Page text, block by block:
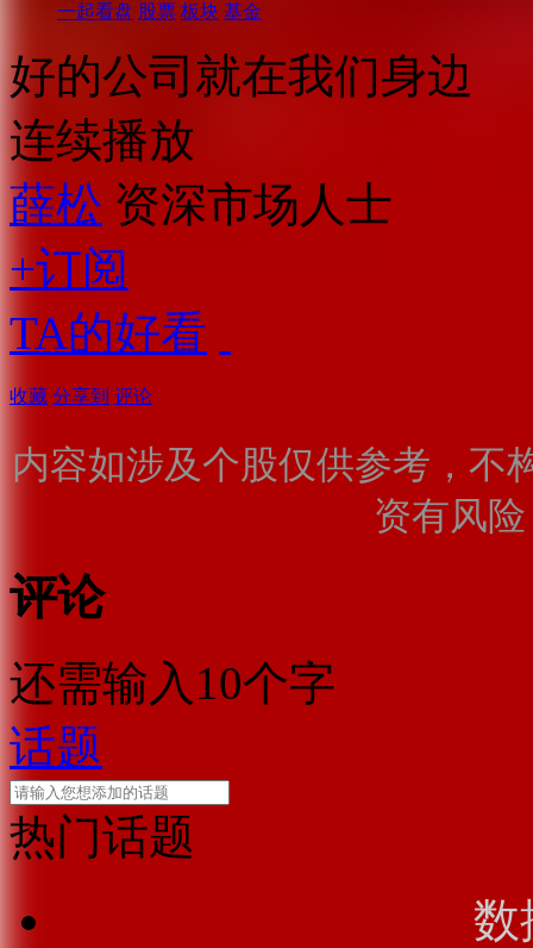
一起看盘 股票 板块 基金
好的公司就在我们身边
连续播放
薛松 资深市场人士
+订阅
TA的好看
收藏 分享到 评论
内容如涉及个股仅供参考，不
资有风
评论
还需输入10个字
话题
热门话题
数